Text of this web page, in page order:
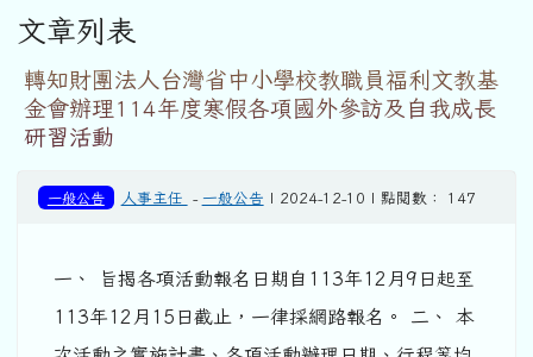
文章列表
轉知財團法人台灣省中小學校教職員福利文教基
金會辦理114年度寒假各項國外參訪及自我成長
研習活動
一般公告 人事主任 - 一般公告 | 2024-12-10 | 點閱數： 147
一、 旨揭各項活動報名日期自113年12月9日起至
113年12月15日截止，一律採網路報名。 二、 本